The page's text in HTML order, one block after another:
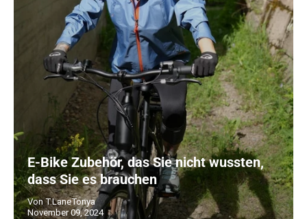
E-Bike Zubehör, das Sie nicht wussten,
dass Sie es brauchen
Von T.LaneTonya
November 09, 2024